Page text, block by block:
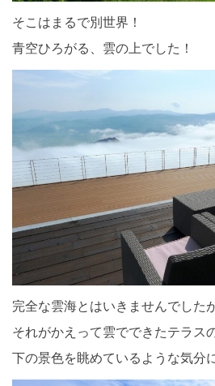
そこはまるで別世界！
青空ひろがる、雲の上でした！
完全な雲海とはいきませんでしたが
それがかえって雲でできたテラス
下の景色を眺めているような気分